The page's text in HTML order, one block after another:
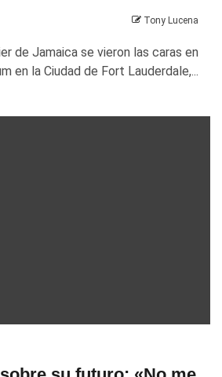
Tony Lucena
de Jamaica se vieron las caras en
en la Ciudad de Fort Lauderdale,...